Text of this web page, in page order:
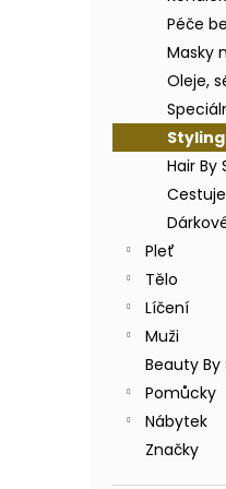
Péče
Masky
Oleje,
Styling
Hair By
Pleť
Tělo
Líčení
Muži
Beauty By
Pomůcky
Nábytek
Značky
BODY BY
RUČNĚ
200ML
749 Kč